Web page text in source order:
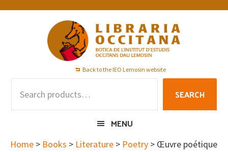
Skip
Skip
Skip
Back to the IEO Lemosin website
SEARCH
MENU
Home > Books > Literature > Poetry > Œuvre poétique